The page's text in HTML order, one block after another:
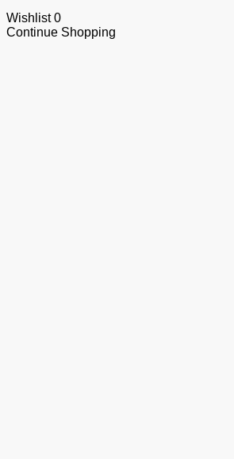
Wishlist0
Continue Shopping